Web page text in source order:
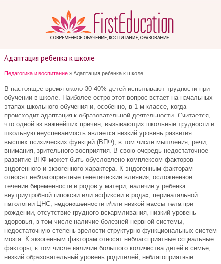
Адаптация ребенка к школе
Педагогика и воспитание » Адаптация ребенка к школе
В настоящее время около 30-40% детей испытывают трудности при
обучении в школе. Наиболее остро этот вопрос встает на начальных
этапах школьного обучения и, особенно, в 1-м классе, когда
происходит адаптация к образовательной деятельности. Считается,
что одной из важнейших причин, вызывающих школьные трудности и
школьную неуспеваемость является низкий уровень развития
высших психических функций (ВПФ), в том числе мышления, речи,
внимания, зрительного восприятия. В свою очередь недостаточное
развитие ВПФ может быть обусловлено комплексом факторов
эндогенного и экзогенного характера. К эндогенным факторам
относят неблагоприятные генетические влияния, осложненное
течение беременности и родов у матери, наличие у ребенка
внутриутробной гипоксии или асфиксии в родах, перинатальной
патологии ЦНС, недоношенности и/или низкой массы тела при
рождении, отсутствие грудного вскармливания, низкий уровень
здоровья, в том числе наличие болезней нервной системы,
недостаточную степень зрелости структурно-функциональных систем
мозга. К экзогенным факторам относят неблагоприятные социальные
факторы, в том числе наличие большого количества детей в семье,
низкий образовательный уровень родителей, неблагоприятные